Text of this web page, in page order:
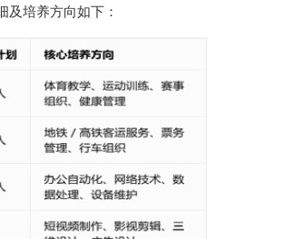
培养方向如下：